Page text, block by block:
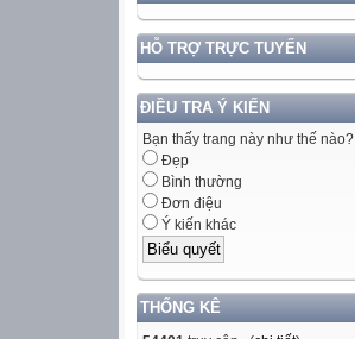
HỖ TRỢ TRỰC TUYẾN
ĐIỀU TRA Ý KIẾN
Bạn thấy trang này như thế nào?
Đẹp
Bình thường
Đơn điệu
Ý kiến khác
THỐNG KÊ